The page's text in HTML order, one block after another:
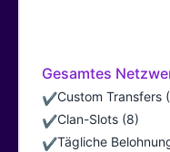
Gesamtes
✔Custom Transfers
✔Clan-Slots (8)
✔Tägliche